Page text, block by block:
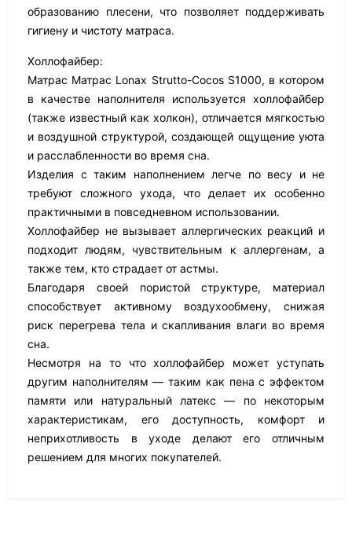
образованию плесени, что позволяет поддерживать
гигиену и чистоту матраса.
Холлофайбер:
Матрас Матрас Lonax Strutto-Cocos S1000, в котором
в качестве наполнителя используется холлофайбер
(также известный как холкон), отличается мягкостью
и воздушной структурой, создающей ощущение уюта
и расслабленности во время сна.
Изделия с таким наполнением легче по весу и не
требуют сложного ухода, что делает их особенно
практичными в повседневном использовании.
Холлофайбер не вызывает аллергических реакций и
подходит людям, чувствительным к аллергенам, а
также тем, кто страдает от астмы.
Благодаря своей пористой структуре, материал
способствует активному воздухообмену, снижая
риск перегрева тела и скапливания влаги во время
сна.
Несмотря на то что холлофайбер может уступать
другим наполнителям — таким как пена с эффектом
памяти или натуральный латекс — по некоторым
характеристикам, его доступность, комфорт и
неприхотливость в уходе делают его отличным
решением для многих покупателей.